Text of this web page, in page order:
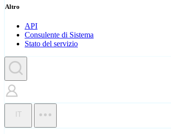
Altro
API
Consulente di Sistema
Stato del servizio
IT